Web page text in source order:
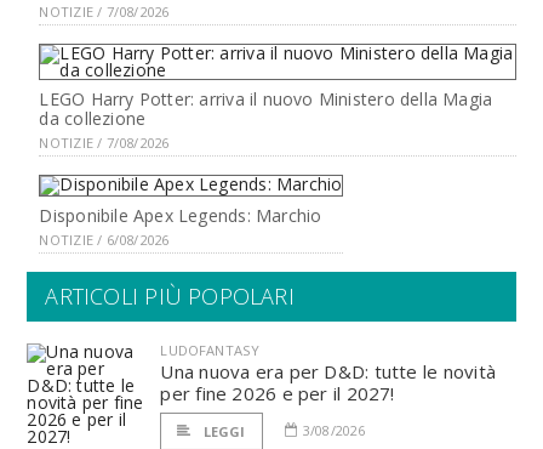
NOTIZIE / 7/08/2026
LEGO Harry Potter: arriva il nuovo Ministero della Magia
da collezione
NOTIZIE / 7/08/2026
Disponibile Apex Legends: Marchio
NOTIZIE / 6/08/2026
ARTICOLI PIÙ POPOLARI
LUDOFANTASY
Una nuova era per D&D: tutte le novità
per fine 2026 e per il 2027!
LEGGI 3/08/2026